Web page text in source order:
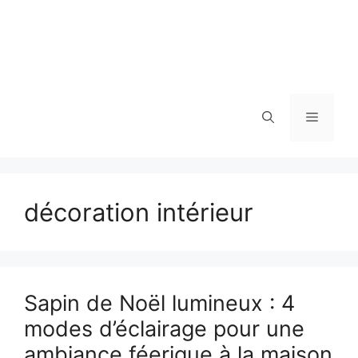
Menu
décoration intérieur
Sapin de Noël lumineux : 4
modes d’éclairage pour une